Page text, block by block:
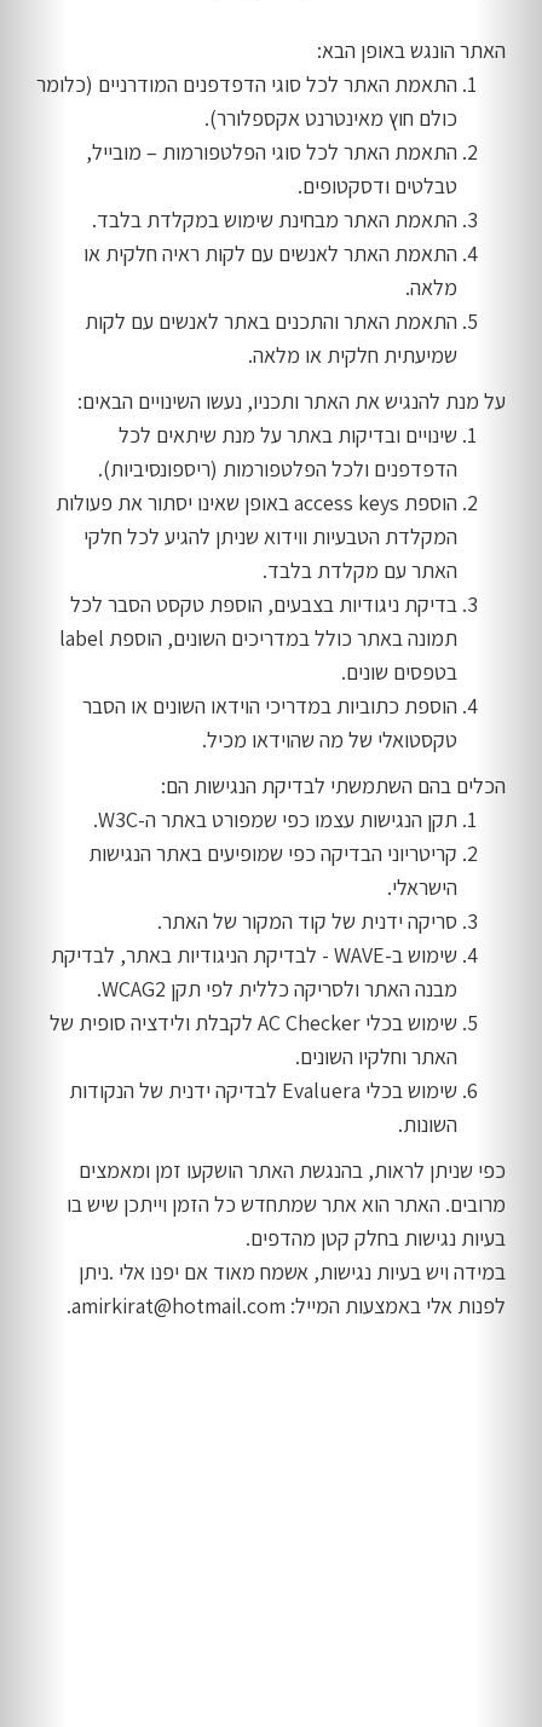
האתר הונגש באופן הבא:
התאמת האתר לכל סוגי הדפדפנים המודרניים (כלומר
כולם חוץ מאינטרנט אקספלורר).
התאמת האתר לכל סוגי הפלטפורמות – מובייל,
טבלטים ודסקטופים.
התאמת האתר מבחינת שימוש במקלדת בלבד.
התאמת האתר לאנשים עם לקות ראיה חלקית או
מלאה.
התאמת האתר והתכנים באתר לאנשים עם לקות
שמיעתית חלקית או מלאה.
על מנת להנגיש את האתר ותכניו, נעשו השינויים הבאים:
שינויים ובדיקות באתר על מנת שיתאים לכל
הדפדפנים ולכל הפלטפורמות (ריספונסיביות).
הוספת access keys באופן שאינו יסתור את פעולות
המקלדת הטבעיות ווידוא שניתן להגיע לכל חלקי
האתר עם מקלדת בלבד.
בדיקת ניגודיות בצבעים, הוספת טקסט הסבר לכל
תמונה באתר כולל במדריכים השונים, הוספת label
בטפסים שונים.
הוספת כתוביות במדריכי הוידאו השונים או הסבר
טקסטואלי של מה שהוידאו מכיל.
הכלים בהם השתמשתי לבדיקת הנגישות הם:
תקן הנגישות עצמו כפי שמפורט באתר ה-W3C.
קריטריוני הבדיקה כפי שמופיעים באתר הנגישות
הישראלי.
סריקה ידנית של קוד המקור של האתר.
שימוש ב-WAVE - לבדיקת הניגודיות באתר, לבדיקת
מבנה האתר ולסריקה כללית לפי תקן WCAG2.
שימוש בכלי AC Checker לקבלת ולידציה סופית של
האתר וחלקיו השונים.
שימוש בכלי Evaluera לבדיקה ידנית של הנקודות
השונות.
כפי שניתן לראות, בהנגשת האתר הושקעו זמן ומאמצים
מרובים. האתר הוא אתר שמתחדש כל הזמן וייתכן שיש בו
בעיות נגישות בחלק קטן מהדפים.
במידה ויש בעיות נגישות, אשמח מאוד אם יפנו אלי .ניתן
לפנות אלי באמצעות המייל: amirkirat@hotmail.com.